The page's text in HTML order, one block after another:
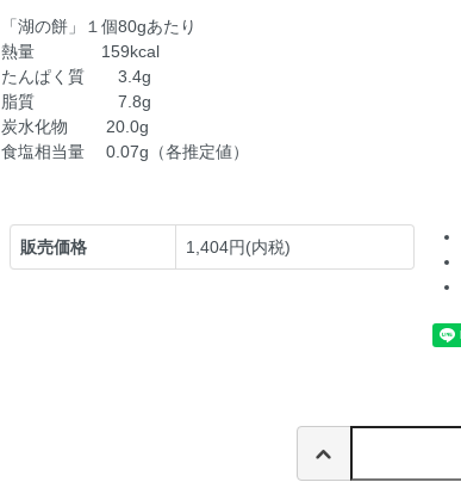
「湖の餅」１個80gあたり
熱量 159kcal
たんぱく質 3.4g
脂質 7.8g
炭水化物 20.0g
食塩相当量 0.07g（各推定値）
販売価格 1,404円(内税)